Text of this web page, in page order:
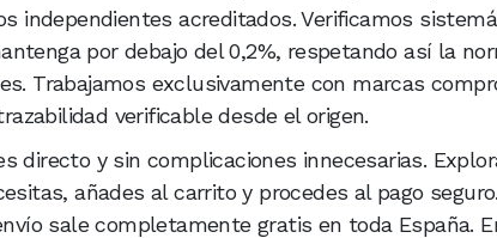
independientes acreditados. Verificamos
por debajo del 0,2%, respetando así la
Trabajamos exclusivamente con marcas
verificable desde el origen.
directo y sin complicaciones innecesarias.
añades al carrito y procedes al pago
sale completamente gratis en toda España.